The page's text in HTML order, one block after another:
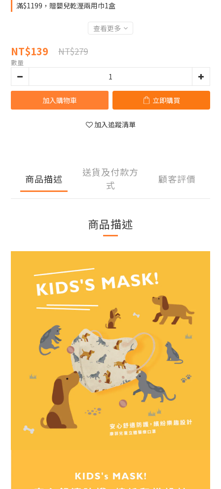
滿$1199，贈嬰兒乾溼兩用巾1盒
查看更多
NT$139 NT$279
數量
加入購物車 立即購買
加入追蹤清單
商品描述
送貨及付款方
式
顧客評價
商品描述